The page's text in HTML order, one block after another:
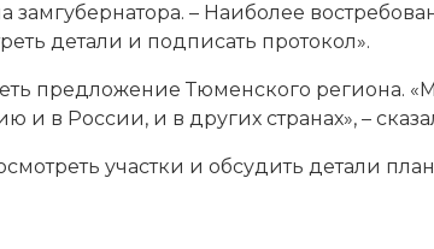
– Наиболее
детали и подписать протокол».
предложение Тюменского региона.
в России, и в других странах», –
участки и обсудить детали